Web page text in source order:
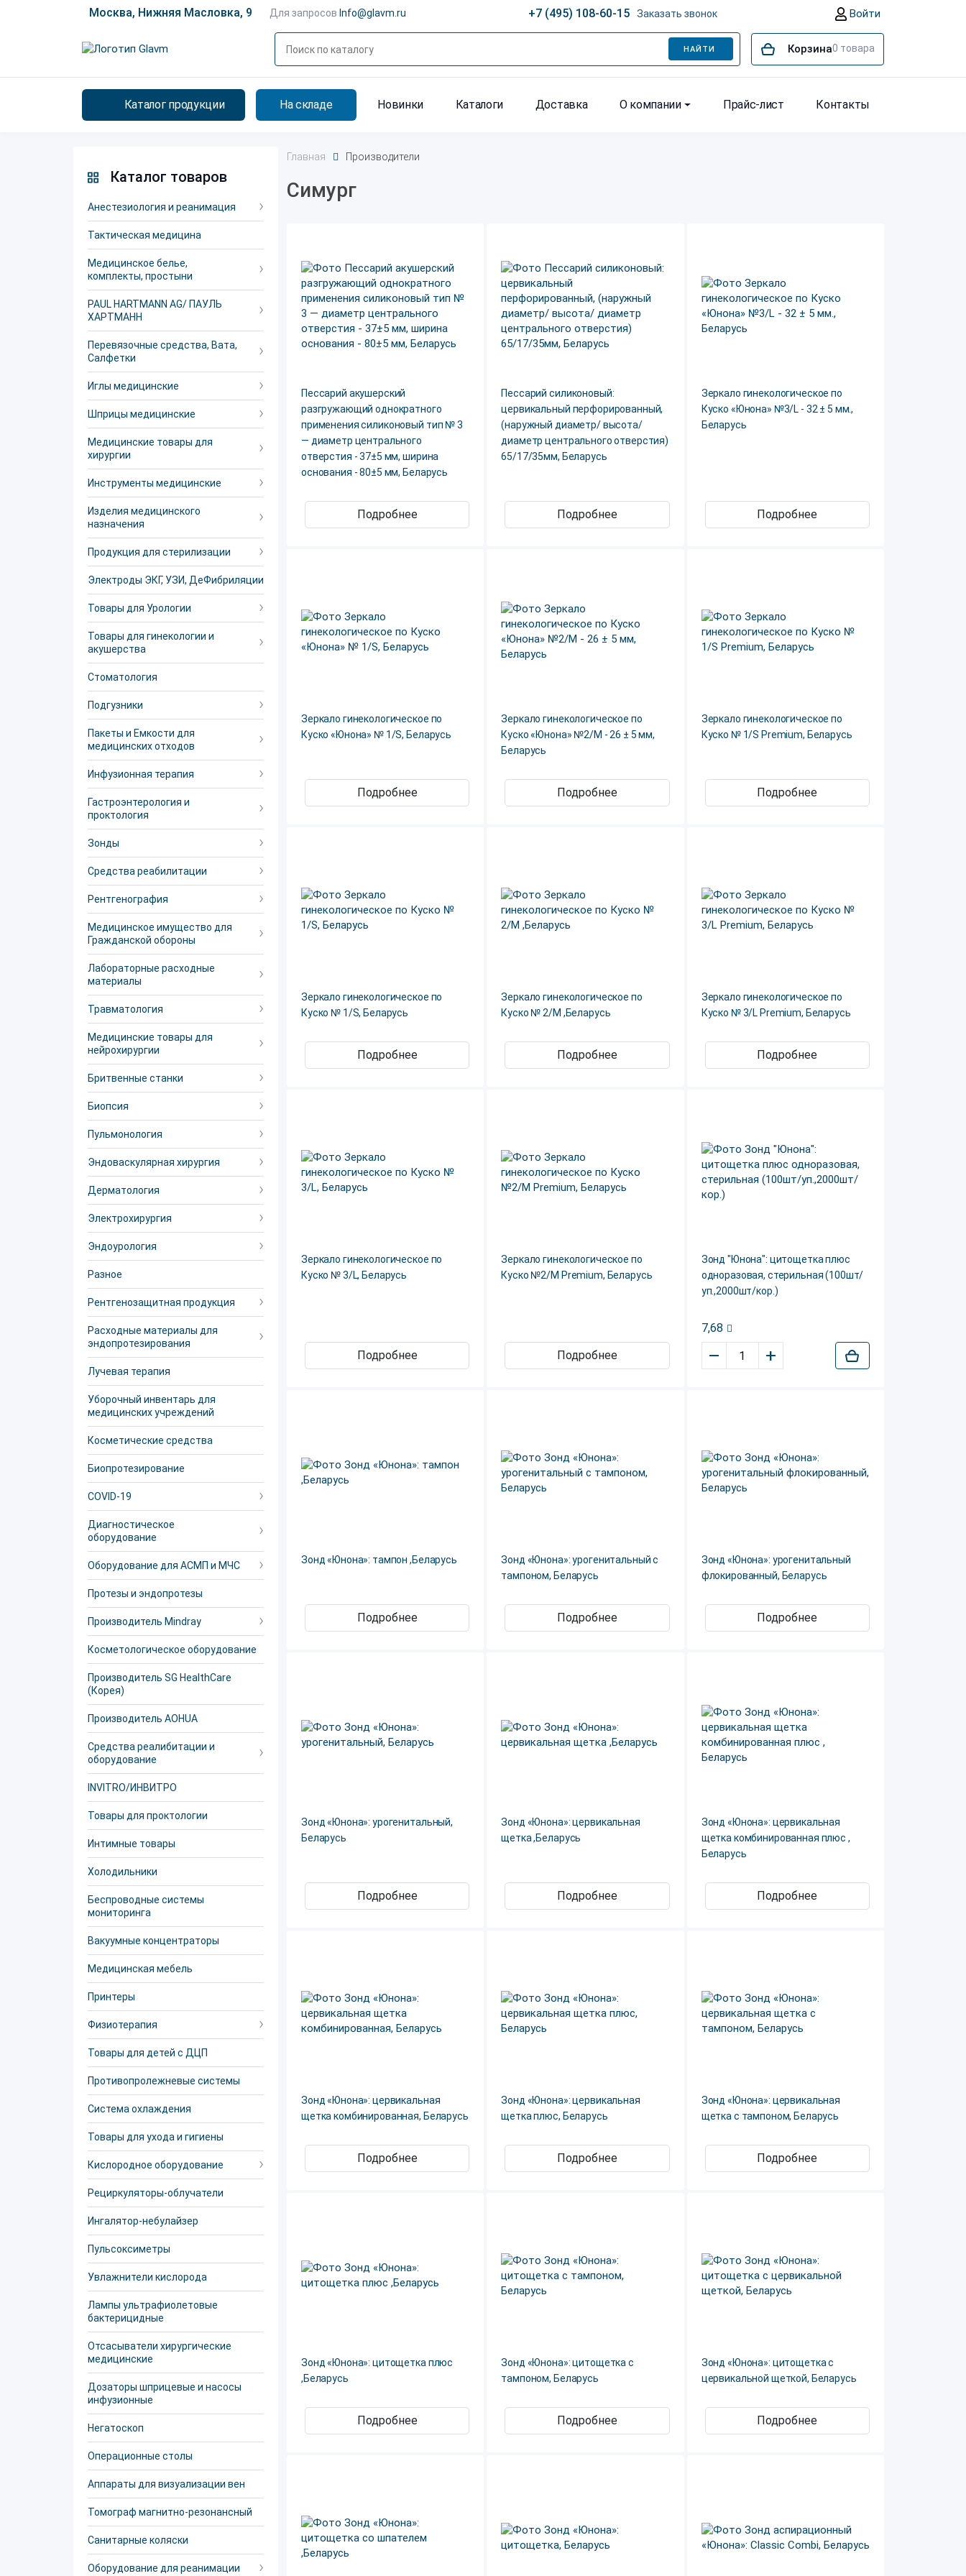
Москва, Нижняя Масловка, 9 Для запросов Info@glavm.ru +7 (495) 108-60-15 Заказать звонок Войти
НАЙТИ Корзина0 товара
Каталог продукции На складе Новинки Каталоги Доставка О компании Прайс-лист Контакты
Каталог товаров
Анестезиология и реанимация
Тактическая медицина
Медицинское белье,
комплекты, простыни
PAUL HARTMANN AG/ ПАУЛЬ
ХАРТМАНН
Перевязочные средства, Вата,
Салфетки
Иглы медицинские
Шприцы медицинские
Медицинские товары для
хирургии
Инструменты медицинские
Изделия медицинского
назначения
Продукция для стерилизации
Электроды ЭКГ, УЗИ, ДеФибриляции
Товары для Урологии
Товары для гинекологии и
акушерства
Стоматология
Подгузники
Пакеты и Емкости для
медицинских отходов
Инфузионная терапия
Гастроэнтерология и
проктология
Зонды
Средства реабилитации
Рентгенография
Медицинское имущество для
Гражданской обороны
Лабораторные расходные
материалы
Травматология
Медицинские товары для
нейрохирургии
Бритвенные станки
Биопсия
Пульмонология
Эндоваскулярная хирургия
Дерматология
Электрохирургия
Эндоурология
Разное
Рентгенозащитная продукция
Расходные материалы для
эндопротезирования
Лучевая терапия
Уборочный инвентарь для
медицинских учреждений
Косметические средства
Биопротезирование
COVID-19
Диагностическое
оборудование
Оборудование для АСМП и МЧС
Протезы и эндопротезы
Производитель Mindray
Косметологическое оборудование
Производитель SG HealthCare
(Корея)
Производитель AOHUA
Средства реалибитации и
оборудование
INVITRO/ИНВИТРО
Товары для проктологии
Интимные товары
Холодильники
Беспроводные системы
мониторинга
Вакуумные концентраторы
Медицинская мебель
Принтеры
Физиотерапия
Товары для детей с ДЦП
Противопролежневые системы
Система охлаждения
Товары для ухода и гигиены
Кислородное оборудование
Рециркуляторы-облучатели
Ингалятор-небулайзер
Пульсоксиметры
Увлажнители кислорода
Лампы ультрафиолетовые
бактерицидные
Отсасыватели хирургические
медицинские
Дозаторы шприцевые и насосы
инфузионные
Негатоскоп
Операционные столы
Аппараты для визуализации вен
Томограф магнитно-резонансный
Санитарные коляски
Оборудование для реанимации
Главная Производители
Симург
Пессарий акушерский
разгружающий однократного
применения силиконовый тип № 3
— диаметр центрального
отверстия - 37±5 мм, ширина
основания - 80±5 мм, Беларусь
Подробнее
Пессарий силиконовый:
цервикальный перфорированный,
(наружный диаметр/ высота/
диаметр центрального отверстия)
65/17/35мм, Беларусь
Подробнее
Зеркало гинекологическое по
Куско «Юнона» №3/L - 32 ± 5 мм.,
Беларусь
Подробнее
Зеркало гинекологическое по
Куско «Юнона» № 1/S, Беларусь
Подробнее
Зеркало гинекологическое по
Куско «Юнона» №2/M - 26 ± 5 мм,
Беларусь
Подробнее
Зеркало гинекологическое по
Куско № 1/S Premium, Беларусь
Подробнее
Зеркало гинекологическое по
Куско № 1/S, Беларусь
Подробнее
Зеркало гинекологическое по
Куско № 2/M ,Беларусь
Подробнее
Зеркало гинекологическое по
Куско № 3/L Premium, Беларусь
Подробнее
Зеркало гинекологическое по
Куско № 3/L, Беларусь
Подробнее
Зеркало гинекологическое по
Куско №2/M Premium, Беларусь
Подробнее
Зонд "Юнона": цитощетка плюс
одноразовая, стерильная (100шт/
уп.,2000шт/кор.)
7,68
– +
Зонд «Юнона»: тампон ,Беларусь
Подробнее
Зонд «Юнона»: урогенитальный с
тампоном, Беларусь
Подробнее
Зонд «Юнона»: урогенитальный
флокированный, Беларусь
Подробнее
Зонд «Юнона»: урогенитальный,
Беларусь
Подробнее
Зонд «Юнона»: цервикальная
щетка ,Беларусь
Подробнее
Зонд «Юнона»: цервикальная
щетка комбинированная плюс ,
Беларусь
Подробнее
Зонд «Юнона»: цервикальная
щетка комбинированная, Беларусь
Подробнее
Зонд «Юнона»: цервикальная
щетка плюс, Беларусь
Подробнее
Зонд «Юнона»: цервикальная
щетка с тампоном, Беларусь
Подробнее
Зонд «Юнона»: цитощетка плюс
,Беларусь
Подробнее
Зонд «Юнона»: цитощетка с
тампоном, Беларусь
Подробнее
Зонд «Юнона»: цитощетка с
цервикальной щеткой, Беларусь
Подробнее